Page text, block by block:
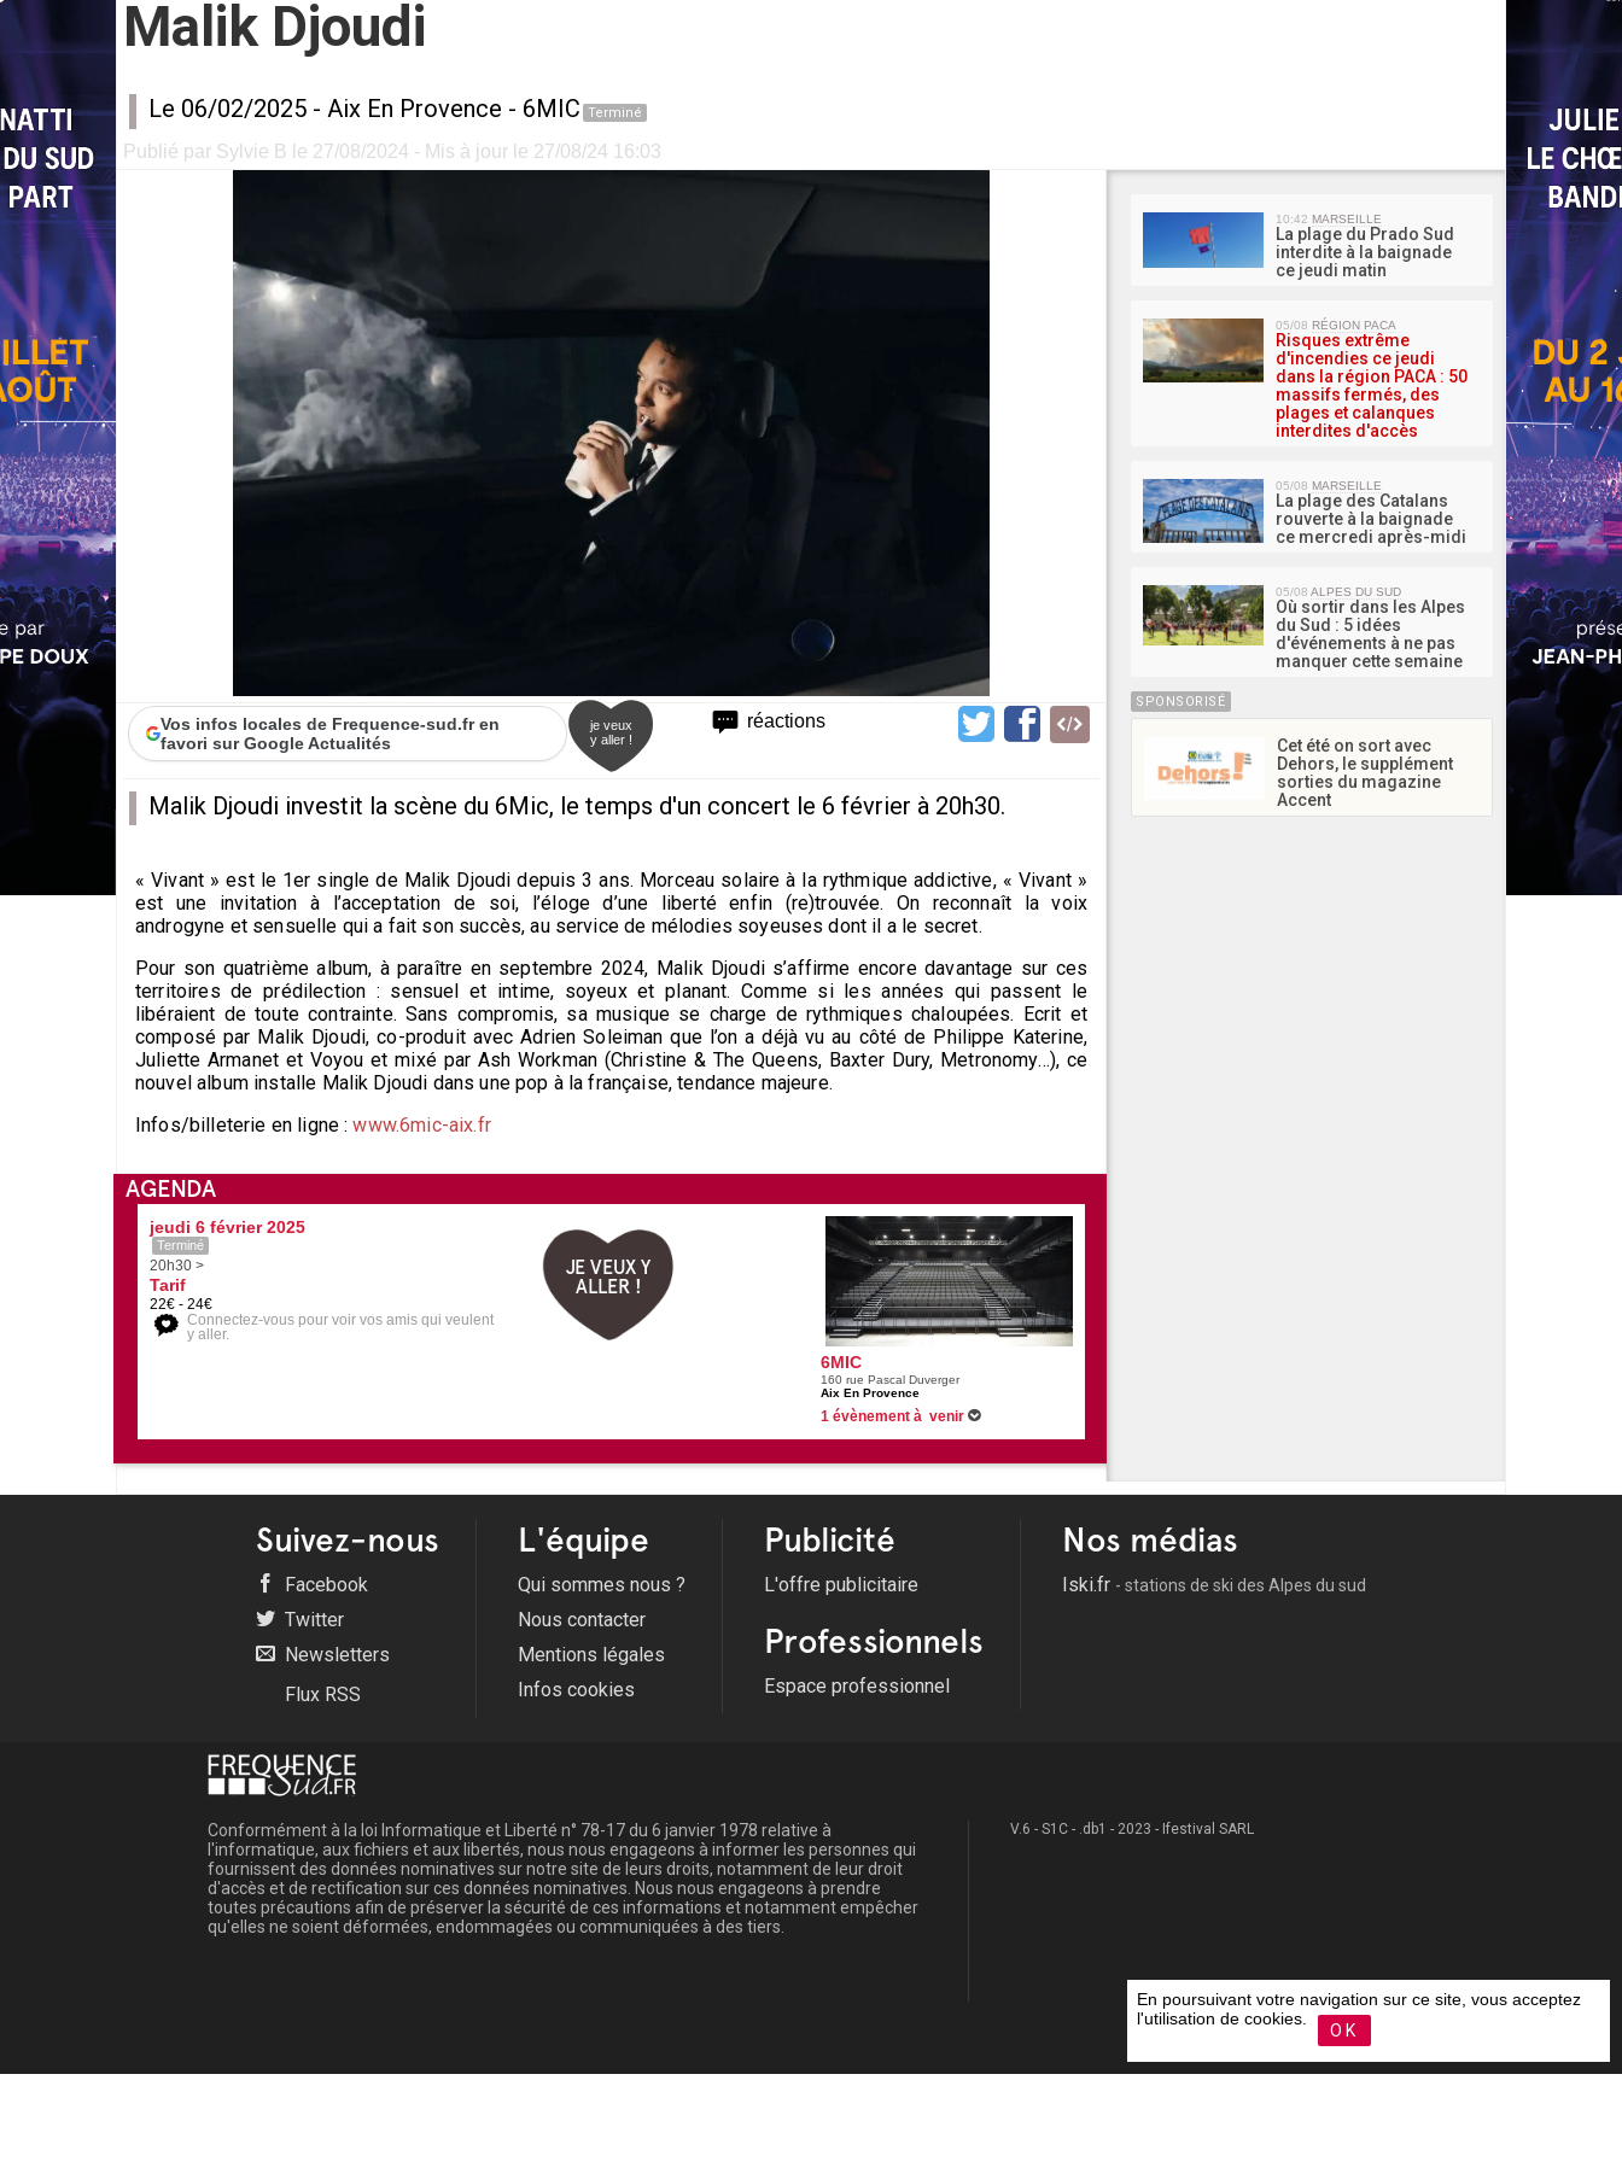
Malik Djoudi
Le 06/02/2025 - Aix En Provence - 6MIC Terminé
Publié par Sylvie B le 27/08/2024 - Mis à jour le 27/08/24 16:03
réactions
Vos infos locales de Frequence-sud.fr en
favori sur Google Actualités
je veux
y aller !
Malik Djoudi investit la scène du 6Mic, le temps d'un concert le 6 février à 20h30.
« Vivant » est le 1er single de Malik Djoudi depuis 3 ans. Morceau solaire à la rythmique addictive, « Vivant »
est une invitation à l’acceptation de soi, l’éloge d’une liberté enfin (re)trouvée. On reconnaît la voix
androgyne et sensuelle qui a fait son succès, au service de mélodies soyeuses dont il a le secret.
Pour son quatrième album, à paraître en septembre 2024, Malik Djoudi s’affirme encore davantage sur ces
territoires de prédilection : sensuel et intime, soyeux et planant. Comme si les années qui passent le
libéraient de toute contrainte. Sans compromis, sa musique se charge de rythmiques chaloupées. Ecrit et
composé par Malik Djoudi, co-produit avec Adrien Soleiman que l’on a déjà vu au côté de Philippe Katerine,
Juliette Armanet et Voyou et mixé par Ash Workman (Christine & The Queens, Baxter Dury, Metronomy…), ce
nouvel album installe Malik Djoudi dans une pop à la française, tendance majeure.
Infos/billeterie en ligne :www.6mic-aix.fr
AGENDA
jeudi 6 février 2025
Terminé
20h30 >
Tarif
22€ - 24€
Connectez-vous pour voir vos amis qui veulent
y aller.
JE VEUX Y
ALLER !
6MIC
160 rue Pascal Duverger
Aix En Provence
1 évènement à venir
MA
10:42 MARSEILLE
La plage du Prado Sud
interdite à la baignade
ce jeudi matin
05/08 RÉGION PACA
Risques extrême
d'incendies ce jeudi
dans la région PACA : 50
massifs fermés, des
plages et calanques
interdites d'accès
05/08 MARSEILLE
La plage des Catalans
rouverte à la baignade
ce mercredi après-midi
05/08 ALPES DU SUD
Où sortir dans les Alpes
du Sud : 5 idées
d'événements à ne pas
manquer cette semaine
SPONSORISÉ
Cet été on sort avec
Dehors, le supplément
sorties du magazine
Accent
Suivez-nous
Facebook
Twitter
Newsletters
Flux RSS
L'équipe
Qui sommes nous ?
Nous contacter
Mentions légales
Infos cookies
Publicité
L'offre publicitaire
Professionnels
Espace professionnel
Nos médias
Iski.fr - stations de ski des Alpes du sud
Conformément à la loi Informatique et Liberté n° 78-17 du 6 janvier 1978 relative à
l'informatique, aux fichiers et aux libertés, nous nous engageons à informer les personnes qui
fournissent des données nominatives sur notre site de leurs droits, notamment de leur droit
d'accès et de rectification sur ces données nominatives. Nous nous engageons à prendre
toutes précautions afin de préserver la sécurité de ces informations et notamment empêcher
qu'elles ne soient déformées, endommagées ou communiquées à des tiers.
V.6 - S1C - .db1 - 2023 - Ifestival SARL
En poursuivant votre navigation sur ce site, vous acceptez
l'utilisation de cookies.
OK